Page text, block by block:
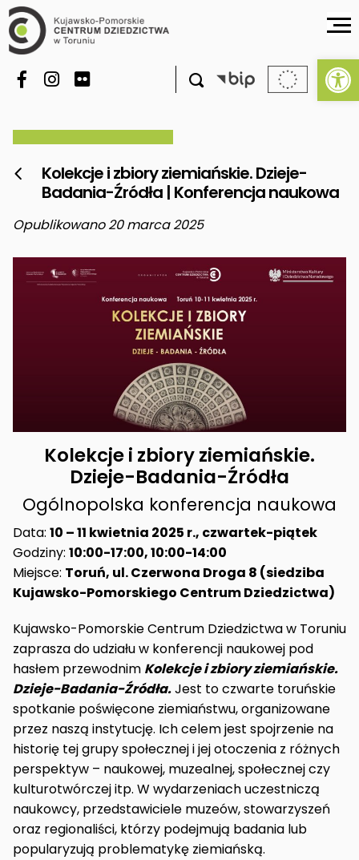


Kolekcje i zbiory ziemiańskie. Dzieje-
Badania-Źródła | Konferencja naukowa
Opublikowano 20 marca 2025
Kolekcje i zbiory ziemiańskie.
Dzieje-Badania-Źródła
Ogólnopolska konferencja naukowa
Data: 10 – 11 kwietnia 2025 r., czwartek-piątek
Godziny: 10:00-17:00, 10:00-14:00
Miejsce: Toruń, ul. Czerwona Droga 8 (siedziba
Kujawsko-Pomorskiego Centrum Dziedzictwa)
Kujawsko-Pomorskie Centrum Dziedzictwa w Toruniu
zaprasza do udziału w konferencji naukowej pod
hasłem przewodnim Kolekcje i zbiory ziemiańskie.
Dzieje-Badania-Źródła.Jest to czwarte toruńskie
spotkanie poświęcone ziemiaństwu, organizowane
przez naszą instytucję. Ich celem jest spojrzenie na
historię tej grupy społecznej i jej otoczenia z różnych
perspektyw – naukowej, muzealnej, społecznej czy
kulturotwórczej itp. W wydarzeniach uczestniczą
naukowcy, przedstawiciele muzeów, stowarzyszeń
oraz regionaliści, którzy podejmują badania lub
popularyzują problematykę ziemiańską.